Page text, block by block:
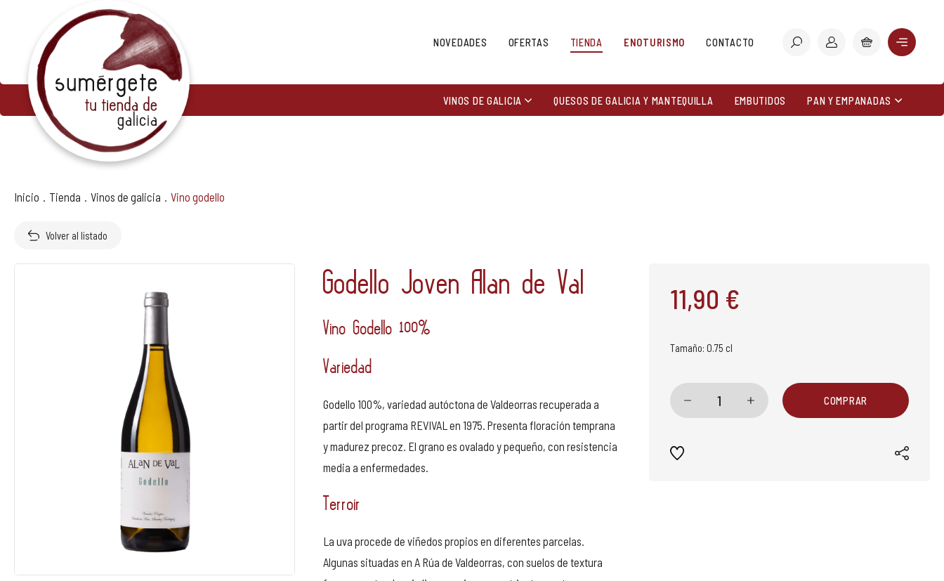
NOVEDADES OFERTAS TIENDA ENOTURISMO CONTACTO
VINOS DE GALICIA QUESOS DE GALICIA Y MANTEQUILLA EMBUTIDOS PAN Y EMPANADAS
Inicio . Tienda . Vinos de galicia . Vino godello
Volver al listado
Godello Joven Alan de Val
Vino Godello 100%
Variedad
Godello 100%, variedad autóctona de Valdeorras recuperada a
partir del programa REVIVAL en 1975. Presenta floración temprana
y madurez precoz. El grano es ovalado y pequeño, con resistencia
media a enfermedades.
Terroir
La uva procede de viñedos propios en diferentes parcelas.
Algunas situadas en A Rúa de Valdeorras, con suelos de textura
11,90 €
Tamaño: 0.75 cl
1 COMPRAR
AVISO LEGAL
POLÍTICA DE PRIVACIDAD
CONDICIONES DE VENTA
POLÍTICA DE COOKIES